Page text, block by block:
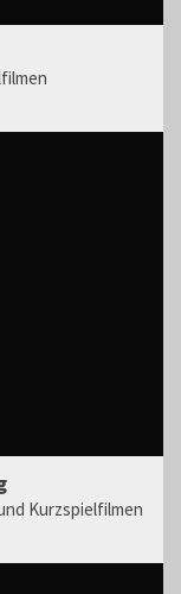
Kurzspielfilmen